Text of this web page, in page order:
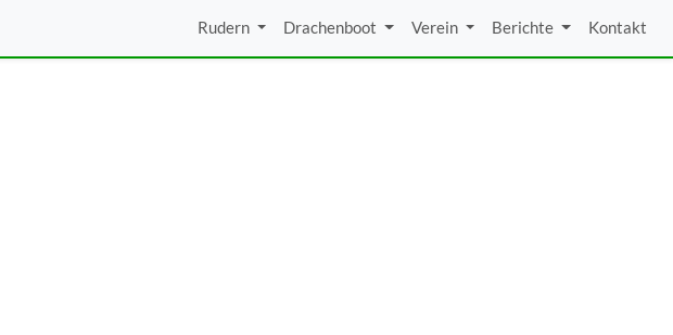
Rudern Drachenboot Verein Berichte Kontakt